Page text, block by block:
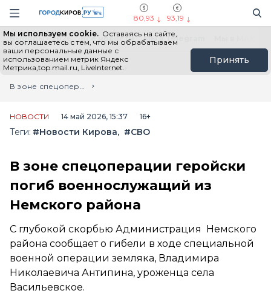
Навигация сайта
80,93 93,19
Мы используем cookie. Оставаясь на сайте,
вы соглашаетесь с тем, что мы обрабатываем
ваши персональные данные с
использованием метрик Яндекс
Метрика,top.mail.ru, LiveInternet.
Принять
Выборы - 2026 Все новости Мы в Telegram
Главная
Лента новостей
В зоне спецоперации геройски погиб военнослужащий из Немского района
НОВОСТИ 14 май 2026, 15:37 16+
Теги: #Новости Кирова #СВО
В зоне спецоперации геройски
погиб военнослужащий из
Немского района
С глубокой скорбью Администрация Немского
района сообщает о гибели в ходе специальной
военной операции земляка, Владимира
Николаевича Антипина, уроженца села
Васильевское.